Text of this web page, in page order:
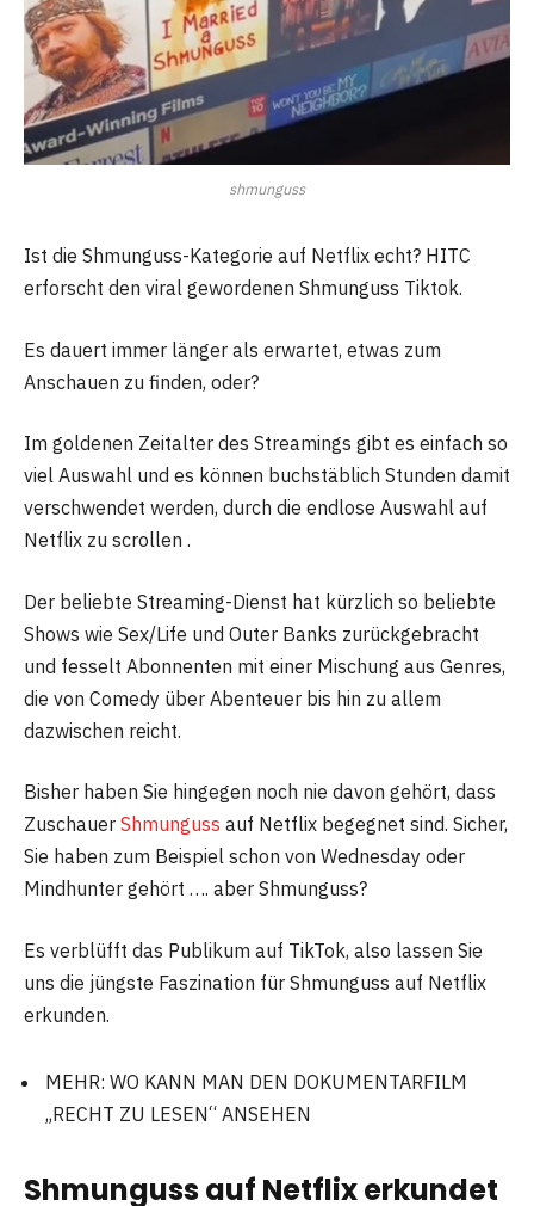
shmunguss
Ist die Shmunguss-Kategorie auf Netflix echt? HITC
erforscht den viral gewordenen Shmunguss Tiktok.
Es dauert immer länger als erwartet, etwas zum
Anschauen zu finden, oder?
Im goldenen Zeitalter des Streamings gibt es einfach so
viel Auswahl und es können buchstäblich Stunden damit
verschwendet werden, durch die endlose Auswahl auf
Netflix zu scrollen .
Der beliebte Streaming-Dienst hat kürzlich so beliebte
Shows wie Sex/Life und Outer Banks zurückgebracht
und fesselt Abonnenten mit einer Mischung aus Genres,
die von Comedy über Abenteuer bis hin zu allem
dazwischen reicht.
Bisher haben Sie hingegen noch nie davon gehört, dass
Zuschauer Shmunguss auf Netflix begegnet sind. Sicher,
Sie haben zum Beispiel schon von Wednesday oder
Mindhunter gehört …. aber Shmunguss?
Es verblüfft das Publikum auf TikTok, also lassen Sie
uns die jüngste Faszination für Shmunguss auf Netflix
erkunden.
MEHR: WO KANN MAN DEN DOKUMENTARFILM
„RECHT ZU LESEN“ ANSEHEN
Shmunguss auf Netflix erkundet